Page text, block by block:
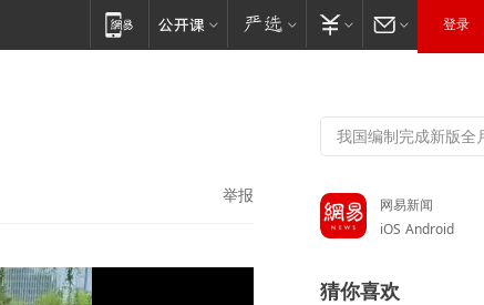
登录
举报
网易新闻
iOS Android
猜你喜欢